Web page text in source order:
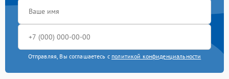
Отправляя, Вы соглашаетесь с политикой конфиденциальности